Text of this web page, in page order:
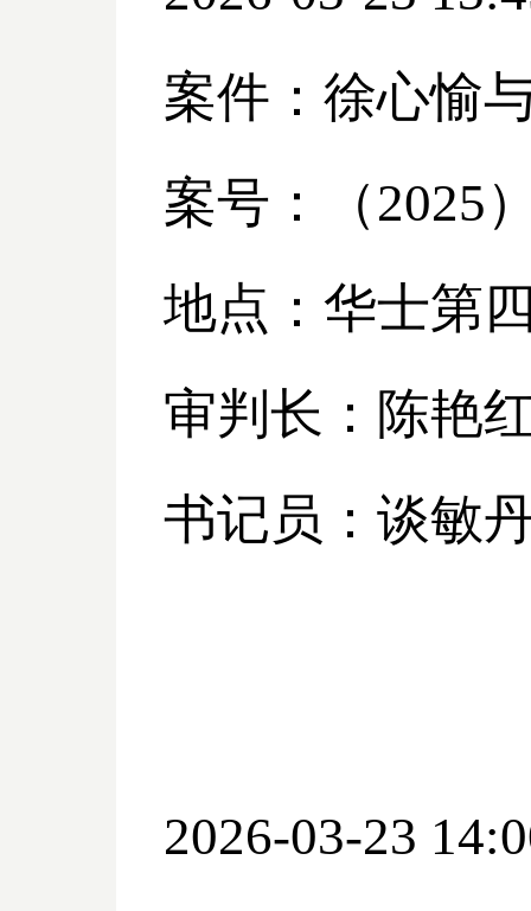
案件：徐心愉
案号：（2025
地点：华士第
审判长：陈艳
书记员：谈敏
2026-03-23